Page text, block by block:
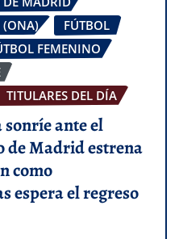
(ONA)
FÚTBOL
FEMENINO
TITULARES DEL DÍA
ante el
de Madrid estrena
como
espera el regreso